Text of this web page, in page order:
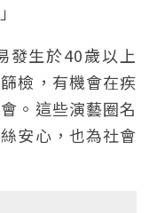
發生於40歲以上
檢，有機會在疾
。這些演藝圈名
安心，也為社會